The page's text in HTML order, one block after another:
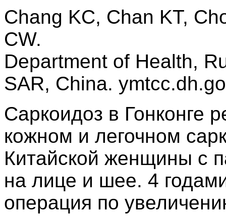
Chang KC, Chan KT,
CW.
Department of Health,
SAR, China.
Саркоидоз в Гонконге
кожном и легочном
Китайской женщины с
на лице и шее. 4
операция по